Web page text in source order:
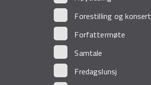
Forestilling og konsert
Forfattermøte
Samtale
Fredagslunsj